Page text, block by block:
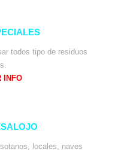
todos tipo de residuos
INFO
locales, naves